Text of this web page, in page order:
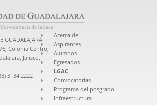
GUADALAJARA
Colonia Centro,
Jalisco,
3134 2222
Acerca de
Aspirantes
Alumnos
Egresados
LGAC
Convocatorias
Programa del posgrado
Infraestructura